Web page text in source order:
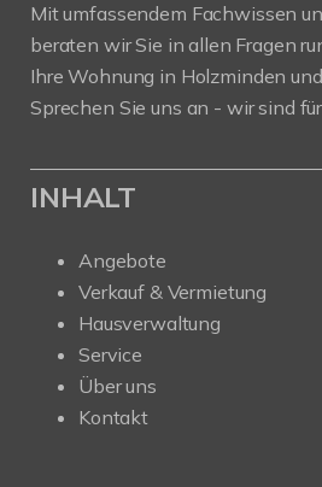
Mit umfassendem Fachwissen
beraten wir Sie in allen Fragen
Ihre Wohnung in Holzminden
Sprechen Sie uns an - wir sind
INHALT
Angebote
Verkauf & Vermietung
Hausverwaltung
Service
Über uns
Kontakt